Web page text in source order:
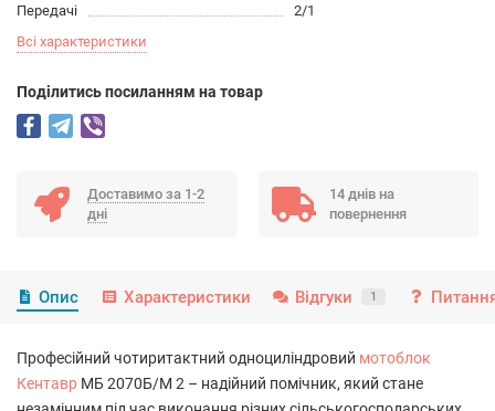
Передачі
2/1
Всі характеристики
Подiлитись посиланням на товар
Доставимо за 1-2
дні
14 днів на
повернення
Опис Характеристики Відгуки 1
Професійний чотиритактний одноциліндровий мотоблок
Кентавр МБ 2070Б/М 2 – надійний помічник, який стане